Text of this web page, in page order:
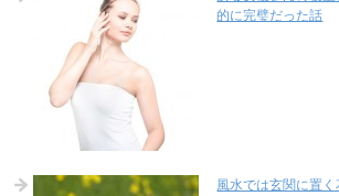
的に完璧だった話
風水では玄関に置